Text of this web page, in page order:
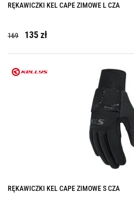
RĘKAWICZKI KEL CAPE ZIMOWE L CZA
169 135 zł
RĘKAWICZKI KEL CAPE ZIMOWE S CZA